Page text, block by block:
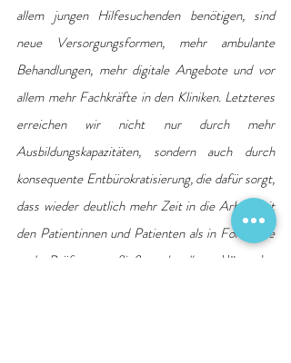
allem jungen Hilfesuchenden benötigen, sind
neue Versorgungsformen, mehr ambulante
Behandlungen, mehr digitale Angebote und vor
allem mehr Fachkräfte in den Kliniken. Letzteres
erreichen wir nicht nur durch mehr
Ausbildungskapazitäten, sondern auch durch
konsequente Entbürokratisierung, die dafür sorgt,
dass wieder deutlich mehr Zeit in die Arbeit mit
den Patientinnen und Patienten als in Formulare
und Prüfungen fließen kann “, erklärt der